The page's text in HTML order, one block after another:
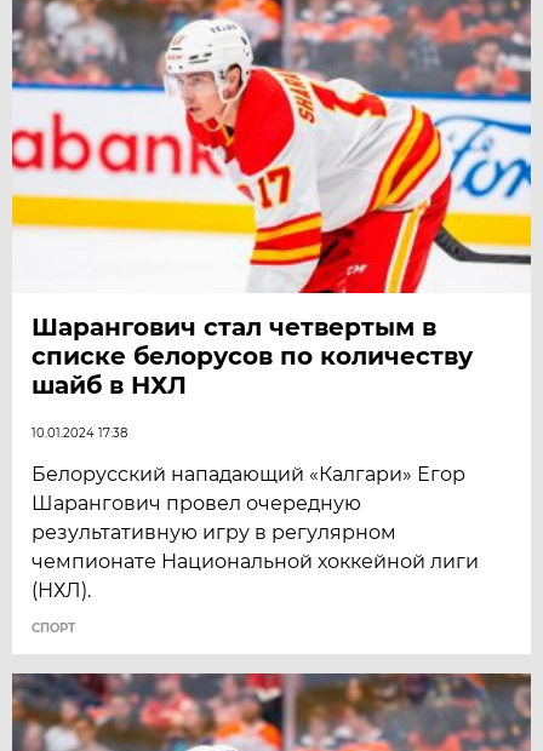
Шарангович стал четвертым в
списке белорусов по количеству
шайб в НХЛ
10.01.2024 17:38
Белорусский нападающий «Калгари» Егор
Шарангович провел очередную
результативную игру в регулярном
чемпионате Национальной хоккейной лиги
(НХЛ).
СПОРТ